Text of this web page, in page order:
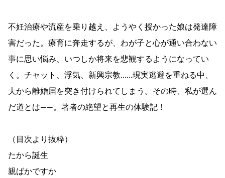
不妊治療や流産を乗り越え、ようやく授かった娘は発達障
害だった。療育に奔走するが、わが子と心が通い合わない
事に思い悩み、いつしか将来を悲観するようになってい
く。チャット、浮気、新興宗教……現実逃避を重ねる中、
夫から離婚届を突き付けられてしまう。その時、私が選ん
だ道とは――。著者の絶望と再生の体験記！
（目次より抜粋）
たから誕生
親ばかですか